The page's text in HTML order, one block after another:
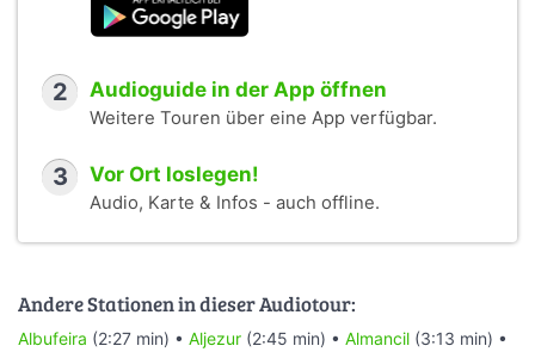
2 Audioguide in der App öffnen
Weitere Touren über eine App verfügbar.
3 Vor Ort loslegen!
Audio, Karte & Infos - auch offline.
Andere Stationen in dieser Audiotour:
Albufeira (2:27 min) • Aljezur (2:45 min) • Almancil (3:13 min) •